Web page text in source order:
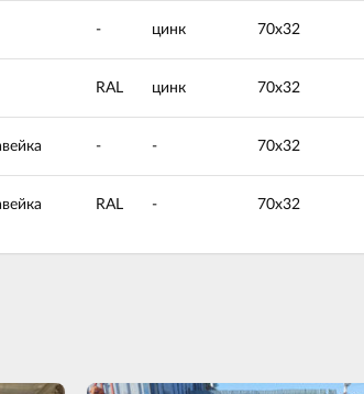
- цинк 70х32
RAL цинк 70х32
- - 70х32
RAL - 70х32